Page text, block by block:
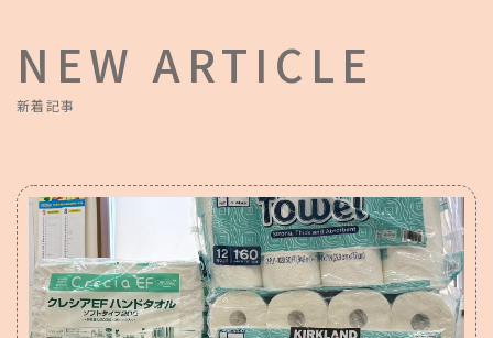
NEW ARTICLE
新着記事